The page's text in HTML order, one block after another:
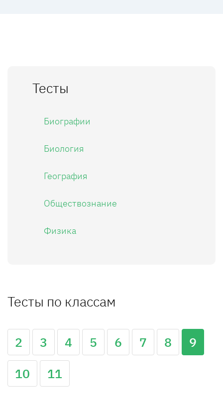
Тесты
Биографии
Биология
География
Обществознание
Физика
Тесты по классам
2 3 4 5 6 7 8
9
10
11